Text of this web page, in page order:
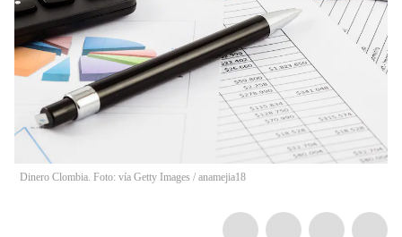
Dinero Clombia. Foto: vía Getty Images / anamejia18